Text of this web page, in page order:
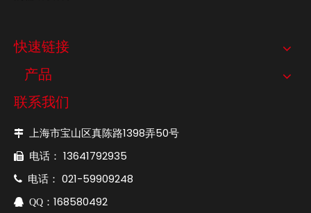
快速链接
产品
联系我们
 上海市宝山区真陈路1398弄50号
 电话： 13641792935
 电话： 021-59909248
 QQ ：168580492